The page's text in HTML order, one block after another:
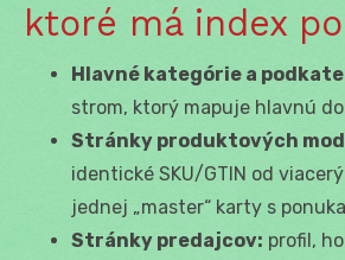
ktoré má index
Hlavné kategórie a
strom, ktorý mapuje hlavnú
Stránky produktových
identické SKU/GTIN od
jednej „master“ karty s
Stránky predajcov: profil,